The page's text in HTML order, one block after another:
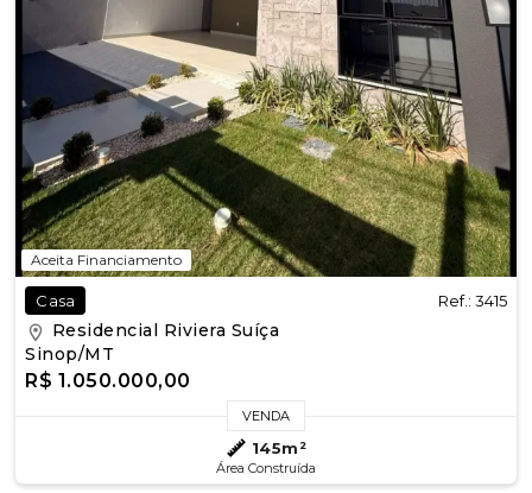
Aceita Financiamento
Casa Ref.: 3415
Residencial Riviera Suíça
Sinop/MT
R$ 1.050.000,00
VENDA
145m²
Área Construída